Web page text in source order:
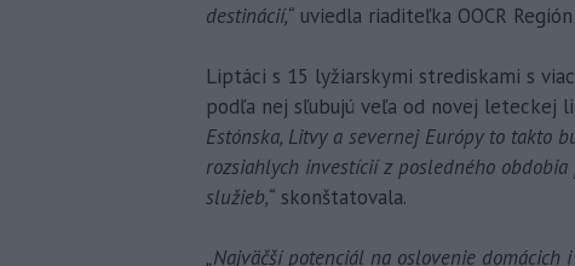
destinácií,“ uviedla riaditeľka OOCR
Liptáci s 15 lyžiarskymi strediskami s
podľa nej sľubujú veľa od novej leteckej
Estónska, Litvy a severnej Európy to takto
rozsiahlych investícií z posledného
služieb,“ skonštatovala.
„Najväčší potenciál na oslovenie